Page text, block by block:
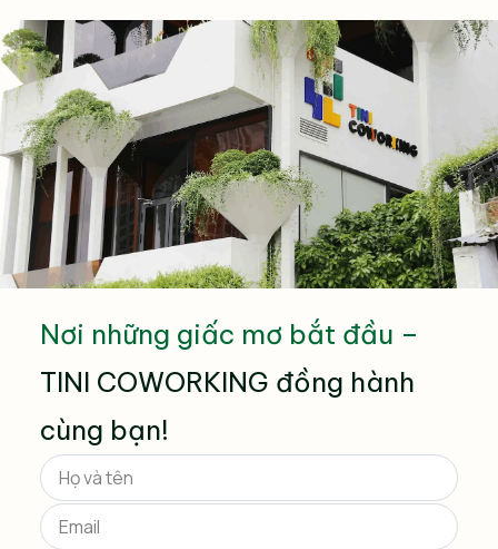
Nơi những giấc mơ bắt đầu –
TINI COWORKING đồng hành
cùng bạn!
Please
leave